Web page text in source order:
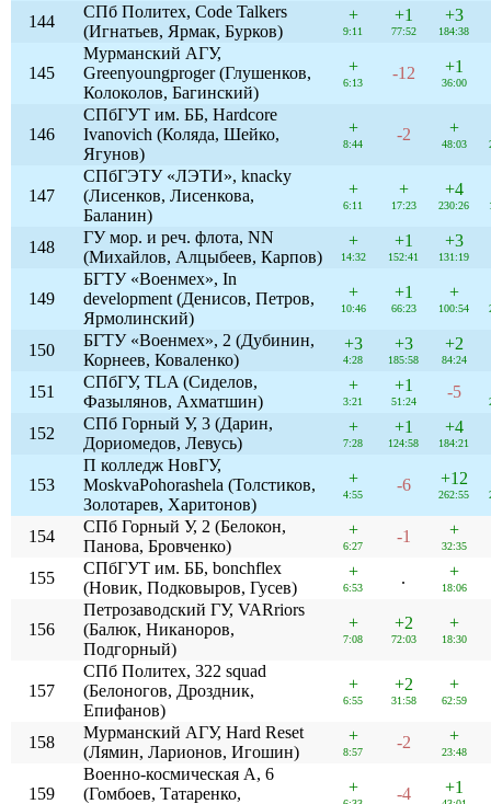
144
СПб Политех, Code Talkers
(Игнатьев, Ярмак, Бурков)
+
9:11
+1
77:52
+3
184:38
145
Мурманский АГУ,
Greenyoungproger (Глушенков,
Колоколов, Багинский)
+
6:13
-12 +1
36:00
146
СПбГУТ им. ББ, Hardcore
Ivanovich (Коляда, Шейко,
Ягунов)
+
8:44
-2 +
48:03
147
СПбГЭТУ «ЛЭТИ», knacky
(Лисенков, Лисенкова,
Баланин)
+
6:11
+
17:23
+4
230:26
148
ГУ мор. и реч. флота, NN
(Михайлов, Алцыбеев, Карпов)
+
14:32
+1
152:41
+3
131:19
149
БГТУ «Военмех», In
development (Денисов, Петров,
Ярмолинский)
+
10:46
+1
66:23
+
100:54
150
БГТУ «Военмех», 2 (Дубинин,
Корнеев, Коваленко)
+3
4:28
+3
185:58
+2
84:24
151
СПбГУ, TLA (Сиделов,
Фазылянов, Ахматшин)
+
3:21
+1
51:24
-5
152
СПб Горный У, 3 (Дарин,
Дориомедов, Левусь)
+
7:28
+1
124:58
+4
184:21
153
П колледж НовГУ,
MoskvaPohorashela (Толстиков,
Золотарев, Харитонов)
+
4:55
-6 +12
262:55
154
СПб Горный У, 2 (Белокон,
Панова, Бровченко)
+
6:27
-1 +
32:35
155
СПбГУТ им. ББ, bonchflex
(Новик, Подковыров, Гусев)
+
6:53
. +
18:06
156
Петрозаводский ГУ, VARriors
(Балюк, Никаноров,
Подгорный)
+
7:08
+2
72:03
+
18:30
157
СПб Политех, 322 squad
(Белоногов, Дроздник,
Епифанов)
+
6:55
+2
31:58
+
62:59
158
Мурманский АГУ, Hard Reset
(Лямин, Ларионов, Игошин)
+
8:57
-2 +
23:48
159
Военно-космическая А, 6
(Гомбоев, Татаренко,
+ -4 +1